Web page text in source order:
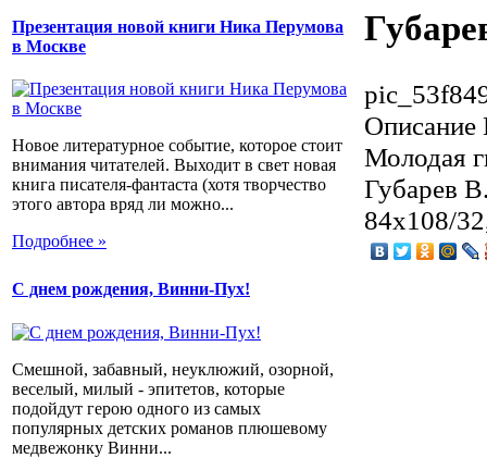
Презентация новой книги Ника Перумова
в Москве
Новое литературное событие, которое стоит
внимания читателей. Выходит в свет новая
книга писателя-фантаста (хотя творчество
этого автора вряд ли можно...
Подробнее »
С днем рождения, Винни-Пух!
Смешной, забавный, неуклюжий, озорной,
веселый, милый - эпитетов, которые
подойдут герою одного из самых
популярных детских романов плюшевому
медвежонку Винни...
Описание
Молодая
Губарев
84х108/